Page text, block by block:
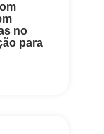
no
para